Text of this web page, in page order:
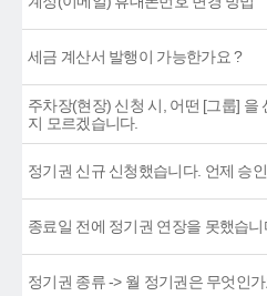
세금 계산서 발행이 가능한가요 ?
주차장(현장) 신청 시, 어떤 [그룹] 을
지 모르겠습니다.
정기권 신규 신청했습니다. 언제 승
종료일 전에 정기권 연장을 못했습니
정기권 종류 -> 월 정기권은 무엇인